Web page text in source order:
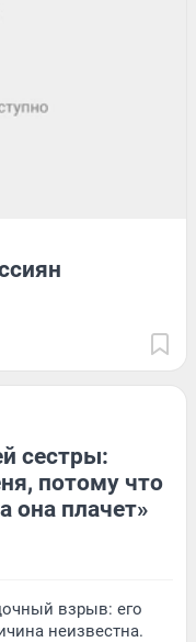
сестры:
потому что
она плачет»
взрыв: его
неизвестна.